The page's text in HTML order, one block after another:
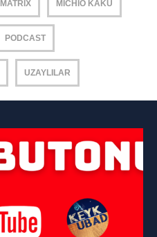
MATRIX MICHIO KAKU
PODCAST
UZAYLILAR